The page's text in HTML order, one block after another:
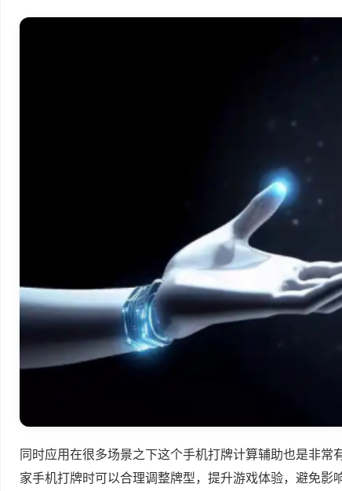
同时应用在很多场景之下这个手机打牌计算辅助也是非常
家手机打牌时可以合理调整牌型，提升游戏体验，避免影